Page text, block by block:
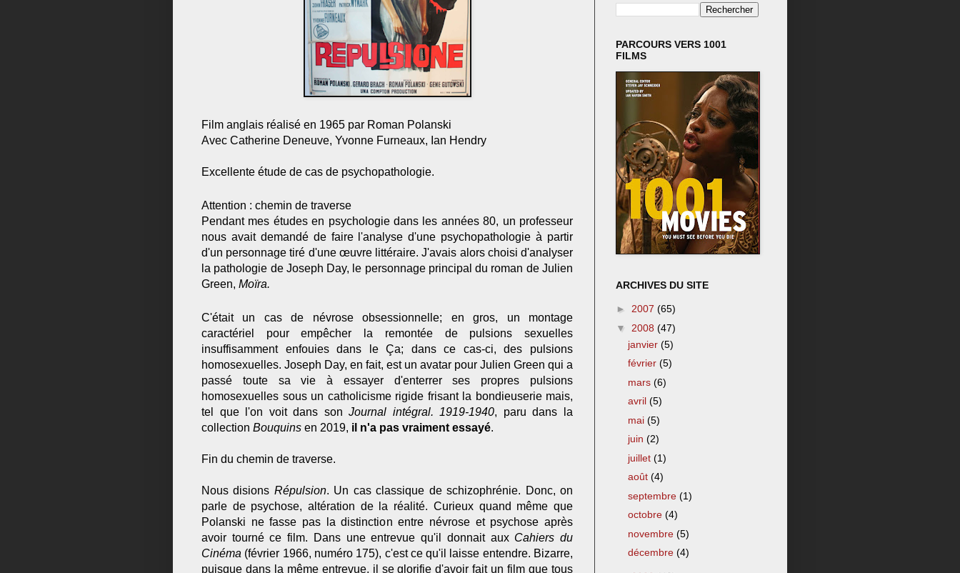
Film anglais réalisé en 1965 par Roman Polanski
Avec Catherine Deneuve, Yvonne Furneaux, Ian Hendry
Excellente étude de cas de psychopathologie.
Attention : chemin de traverse
Pendant mes études en psychologie dans les années 80, un professeur
nous avait demandé de faire l'analyse d'une psychopathologie à partir
d'un personnage tiré d'une œuvre littéraire. J'avais alors choisi d'analyser
la pathologie de Joseph Day, le personnage principal du roman de Julien
Green, Moïra.
C'était un cas de névrose obsessionnelle; en gros, un montage
caractériel pour empêcher la remontée de pulsions sexuelles
insuffisamment enfouies dans le Ça; dans ce cas-ci, des pulsions
homosexuelles. Joseph Day, en fait, est un avatar pour Julien Green qui a
passé toute sa vie à essayer d'enterrer ses propres pulsions
homosexuelles sous un catholicisme rigide frisant la bondieuserie mais,
tel que l'on voit dans sonJournal intégral. 1919-1940, paru dans la
collection Bouquins en 2019, il n'a pas vraiment essayé.
Fin du chemin de traverse.
Nous disions Répulsion. Un cas classique de schizophrénie. Donc, on
parle de psychose, altération de la réalité. Curieux quand même que
Polanski ne fasse pas la distinction entre névrose et psychose après
avoir tourné ce film. Dans une entrevue qu'il donnait aux Cahiers du
Cinéma (février 1966, numéro 175), c'est ce qu'il laisse entendre. Bizarre,
puisque dans la même entrevue, il se glorifie d'avoir fait un film que tous
PARCOURS VERS 1001
FILMS
ARCHIVES DU SITE
► 2007 (65)
▼ 2008 (47)
janvier (5)
février (5)
mars (6)
avril (5)
mai (5)
juin (2)
juillet (1)
août (4)
septembre (1)
octobre (4)
novembre (5)
décembre (4)